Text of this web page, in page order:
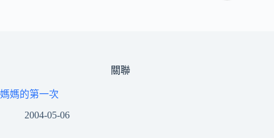
關聯
媽媽的第一次
2004-05-06